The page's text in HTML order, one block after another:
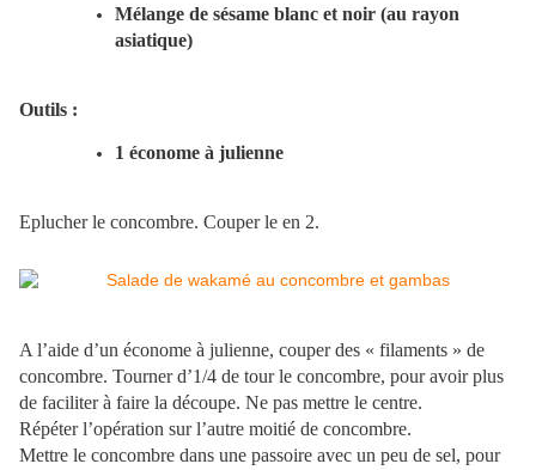
Mélange de sésame blanc et noir (au rayon
asiatique)
Outils :
1 économe à julienne
Eplucher le concombre. Couper le en 2.
A l’aide d’un économe à julienne, couper des « filaments » de
concombre. Tourner d’1/4 de tour le concombre, pour avoir plus
de faciliter à faire la découpe. Ne pas mettre le centre.
Répéter l’opération sur l’autre moitié de concombre.
Mettre le concombre dans une passoire avec un peu de sel, pour